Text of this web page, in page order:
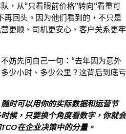
，从“只看眼前价格”转向“看重可
再回头。因为他们看到的，不只是
更顺、司机更安心、客户关系更牢
妨先问自己一句：“去年因为意外
少小时、多少公里？这背后到底亏
时可以用你的实际数据和运营节
候，只要换个角度看数字，你就会
在企业决策中的分量。